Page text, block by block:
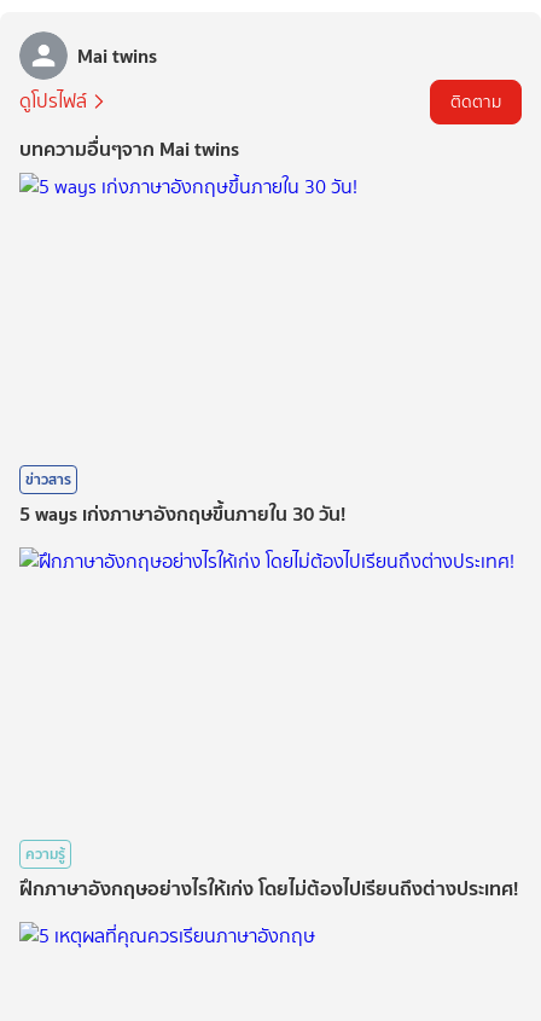
Mai twins
ดูโปรไฟล์ ติดตาม
บทความอื่นๆจาก Mai twins
ข่าวสาร
5 ways เก่งภาษาอังกฤษขึ้นภายใน 30 วัน!
ความรู้
ฝึกภาษาอังกฤษอย่างไรให้เก่ง โดยไม่ต้องไปเรียนถึงต่างประเทศ!